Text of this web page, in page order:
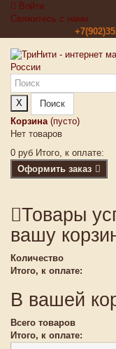
Войти
Свяжитесь с нами
X
Поиск
Корзина (пусто)
Нет товаров
0 руб Итого, к оплате:
Оформить заказ
Товары
вашу
Количество
Итого, к оплате:
В вашей
Всего товаров
Итого, к оплате: